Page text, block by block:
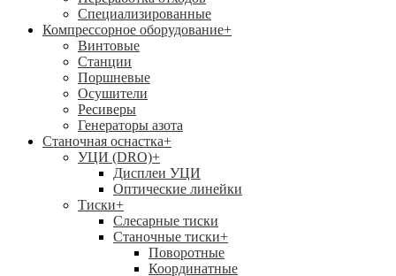
Специализированные
Компрессорное оборудование+
Винтовые
Станции
Поршневые
Осушители
Ресиверы
Генераторы азота
Станочная оснастка+
УЦИ (DRO)+
Дисплеи УЦИ
Оптические линейки
Тиски+
Слесарные тиски
Станочные тиски+
Поворотные
Координатные